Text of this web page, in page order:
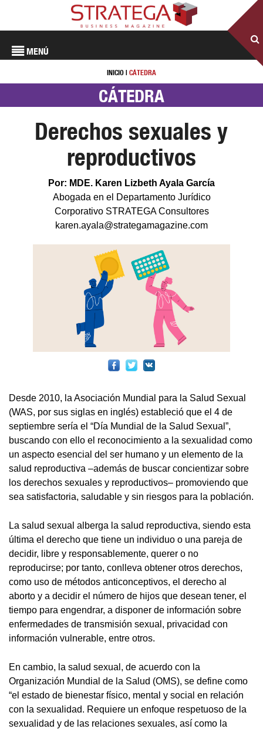
MENÚ
INICIO | CÁTEDRA
CÁTEDRA
Derechos sexuales y
reproductivos
Por: MDE. Karen Lizbeth Ayala García
Abogada en el Departamento Jurídico
Corporativo STRATEGA Consultores
karen.ayala@strategamagazine.com
Desde 2010, la Asociación Mundial para la Salud Sexual
(WAS, por sus siglas en inglés) estableció que el 4 de
septiembre sería el “Día Mundial de la Salud Sexual”,
buscando con ello el reconocimiento a la sexualidad como
un aspecto esencial del ser humano y un elemento de la
salud reproductiva –además de buscar concientizar sobre
los derechos sexuales y reproductivos– promoviendo que
sea satisfactoria, saludable y sin riesgos para la población.
La salud sexual alberga la salud reproductiva, siendo esta
última el derecho que tiene un individuo o una pareja de
decidir, libre y responsablemente, querer o no
reproducirse; por tanto, conlleva obtener otros derechos,
como uso de métodos anticonceptivos, el derecho al
aborto y a decidir el número de hijos que desean tener, el
tiempo para engendrar, a disponer de información sobre
enfermedades de transmisión sexual, privacidad con
información vulnerable, entre otros.
En cambio, la salud sexual, de acuerdo con la
Organización Mundial de la Salud (OMS), se define como
“el estado de bienestar físico, mental y social en relación
con la sexualidad. Requiere un enfoque respetuoso de la
sexualidad y de las relaciones sexuales, así como la